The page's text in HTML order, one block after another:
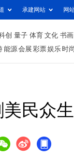
承建网站 网
创 量子 体育 文化 书画
能源 会展 彩票娱乐 时尚
民众